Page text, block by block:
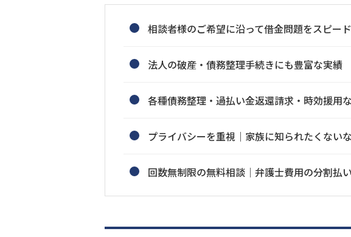
相談者様のご希望に沿って借金問題をスピー
法人の破産・債務整理手続きにも豊富な実績
各種債務整理・過払い金返還請求・時効援用
プライバシーを重視｜家族に知られたくない
回数無制限の無料相談｜弁護士費用の分割払